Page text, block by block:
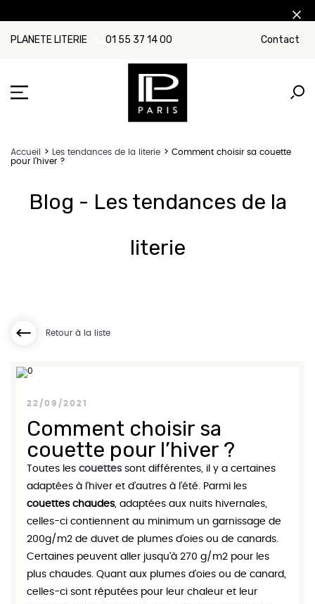
PLANETE LITERIE 01 55 37 14 00 Contact
Accueil Les tendances de la literie
Comment choisir sa couette
pour l’hiver ?
Blog - Les tendances de la
literie
Retour à la liste
22/09/2021
Comment choisir sa
couette pour l’hiver ?
Toutes les couettes sont différentes, il y a certaines
adaptées à l’hiver et d’autres à l’été. Parmi les
couettes chaudes, adaptées aux nuits hivernales,
celles-ci contiennent au minimum un garnissage de
200g/m2 de duvet de plumes d’oies ou de canards.
Certaines peuvent aller jusqu’à 270 g/m2 pour les
plus chaudes. Quant aux plumes d’oies ou de canard,
celles-ci sont réputées pour leur chaleur et leur